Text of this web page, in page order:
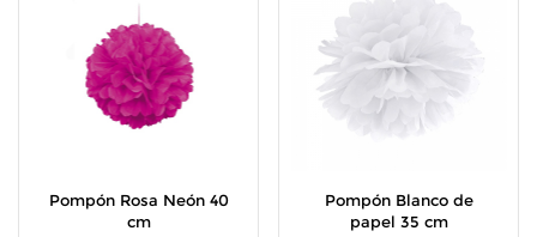
Pompón Rosa Neón 40
cm
Pompón Blanco de
papel 35 cm